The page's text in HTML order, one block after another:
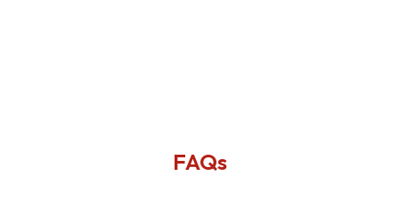
FAQs